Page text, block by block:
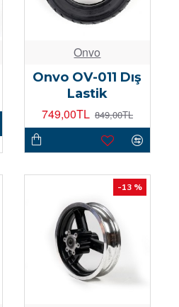
Onvo
Onvo OV-011 Dış
Lastik
749,00TL 849,00TL
-13 %